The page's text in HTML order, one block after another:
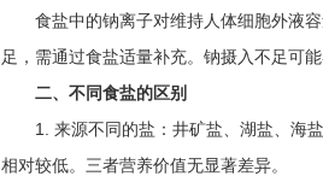
食盐中的钠离子对维持人体细胞外液容
足，需通过食盐适量补充。钠摄入不足可
二、不同食盐的区别
1. 来源不同的盐：井矿盐、湖盐、海盐
相对较低。三者营养价值无显著差异。